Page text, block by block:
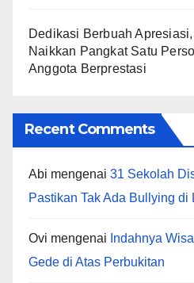
Dedikasi Berbuah
Naikkan Pangkat Satu
Anggota Berprestasi
Recent Comments
Abi mengenai 31 Sekolah
Pastikan Tak Ada Bullying
Ovi mengenai Indahnya
Gede di Atas Perbukitan